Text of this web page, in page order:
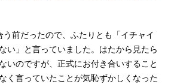
う前だったので、ふたりとも「イチャイ
い」と言っていました。はたから見たら
いのですが、正式にお付き合いすること
く言っていたことが気恥ずかしくなった